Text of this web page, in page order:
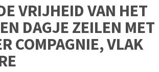
VRIJHEID VAN HET
DAGJE ZEILEN MET
COMPAGNIE, VLAK